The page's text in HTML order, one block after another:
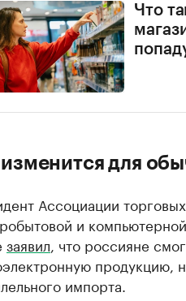
Что
для
Ассоциации
и
заявил , что россияне
продукцию,
импорта.